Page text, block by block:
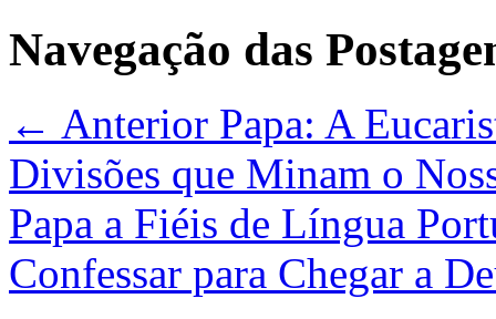
Navegação das
← Anterior Papa: A
Divisões que Minam o
Papa a Fiéis de Língua
Confessar para Chegar a